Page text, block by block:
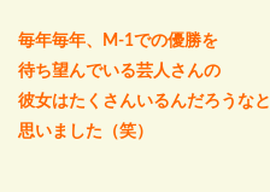
毎年毎年、M-1での優勝を
待ち望んでいる芸人さんの
彼女はたくさんいるんだろうなと
思いました（笑）